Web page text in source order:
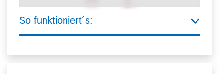
So funktioniert´s: